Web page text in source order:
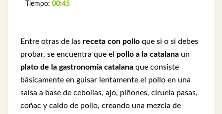
Tiempo: 00:45
Entre otras de las receta con pollo que si o si debes
probar, se encuentra que el pollo a la catalana un
plato de la gastronomía catalana que consiste
básicamente en guisar lentamente el pollo en una
salsa a base de cebollas, ajo, piñones, ciruela pasas,
coñac y caldo de pollo, creando una mezcla de